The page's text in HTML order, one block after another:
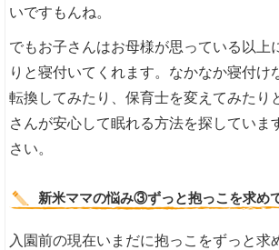
いですもんね。
でもお子さんはお母様が思っている以上
りと寝付いてくれます。なかなか寝付け
転換してみたり、保育士を変えてみたり
さんが安心して眠れる方法を探していま
さい。
新米ママの悩み③ずっと抱っこを求め
入園前の現在いまだに抱っこをずっと求